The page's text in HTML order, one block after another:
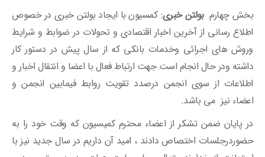
بخش چهارمبولتن خبری: کمسیون با ایجاد بولتن خبری در خصوص
اطلاع رسانی از آخرین اخبار اقتصادی و تحولات در ضوابط و شرایط
وروش های اجرائی وخدمات بانکی که از سال پیش در دستور کار
داشته ودر حال انجام است جهت ارتباط فعال با اعضا و انتقال اخبار و
اطلاعات از سوی انجمن درصدد تقویت روابط فیمابین انجمن و
اعضاء نیز می باشد.
در پایان ضمن تشکر از اعضاء محترم کمیسیون که وقت خود را به
حضوردرجلسات اختصاص دادند ، امید آن داریم در سال جدید نیز با